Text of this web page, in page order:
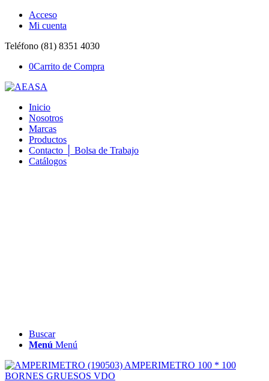
Acceso
Mi cuenta
Teléfono (81) 8351 4030
0Carrito de Compra
Inicio
Nosotros
Marcas
Productos
Contacto │ Bolsa de Trabajo
Catálogos
Buscar
Menú Menú